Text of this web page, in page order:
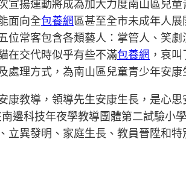
宣揚運動將成為加大力度南山區兒
面向全包養網區甚至全市未成年人
位常客包含各類藝人：掌管人、笑劇
在交代時似乎有些不滿包養網 ，哀
處理方式，為南山區兒童青少年安康
康教導，領導先生安康生長，是心
邊科技年夜學教導團體第二試驗小
異發明、家庭生長、教員晉陞和